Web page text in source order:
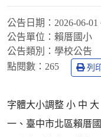
公告日期： 2026-06-01
公告單位： 賴厝國小
公告類別： 學校公告
點閱數： 265 列
字體大小調整 小 中 大
一、臺中市北區賴厝